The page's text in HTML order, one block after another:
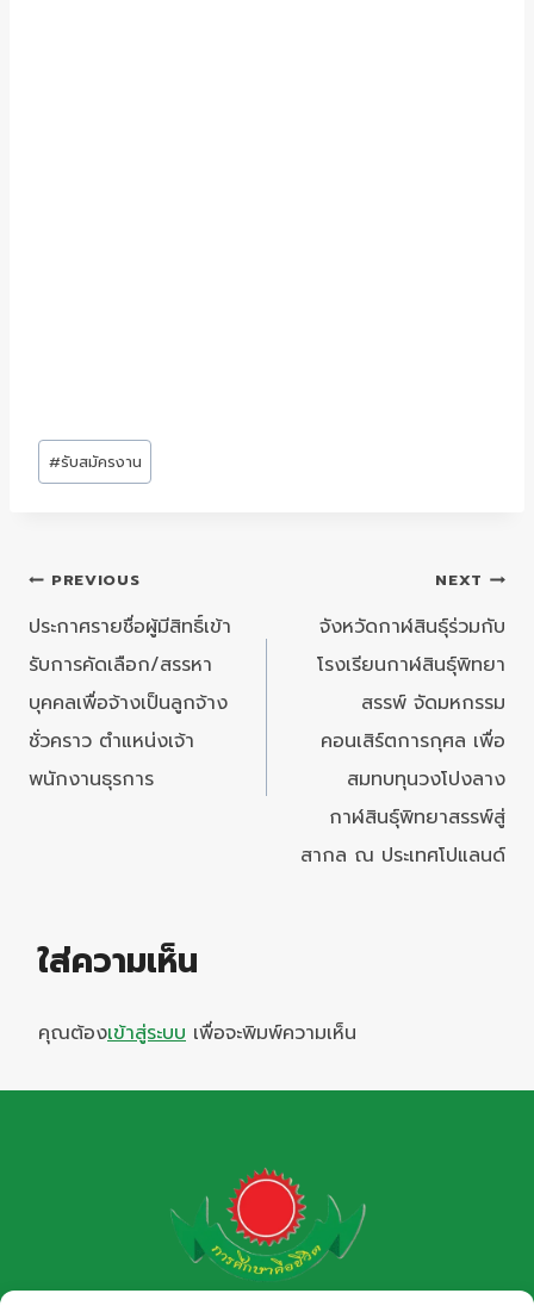
Post
Tags:
#รับสมัครงาน
แนะแนว
เรื่อง
PREVIOUS
ประกาศรายชื่อผู้มีสิทธิ์เข้า
รับการคัดเลือก/สรรหา
บุคคลเพื่อจ้างเป็นลูกจ้าง
ชั่วคราว ตำแหน่งเจ้า
พนักงานธุรการ
NEXT
จังหวัดกาฬสินธุ์ร่วมกับ
โรงเรียนกาฬสินธุ์พิทยา
สรรพ์ จัดมหกรรม
คอนเสิร์ตการกุศล เพื่อ
สมทบทุนวงโปงลาง
กาฬสินธุ์พิทยาสรรพ์สู่
สากล ณ ประเทศโปแลนด์
ใส่ความเห็น
คุณต้องเข้าสู่ระบบ เพื่อจะพิมพ์ความเห็น